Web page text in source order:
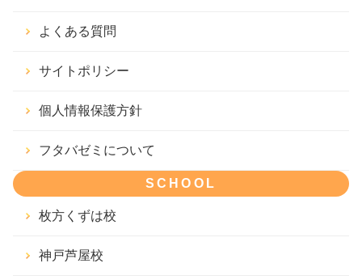
よくある質問
サイトポリシー
個人情報保護方針
フタバゼミについて
SCHOOL
枚方くずは校
神戸芦屋校